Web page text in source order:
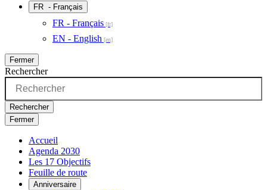
FR - Français
FR - Français
EN - English
Fermer
Rechercher
Rechercher
Fermer
Accueil
Agenda 2030
Les 17 Objectifs
Feuille de route
Anniversaire